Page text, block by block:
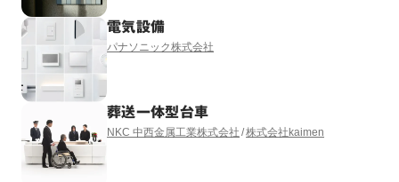
電気設備
パナソニック株式会社
葬送一体型台車
NKC 中西金属工業株式会社 株式会社kaimen